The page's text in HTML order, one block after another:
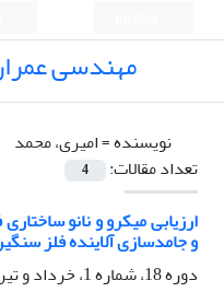
مهندسی
نویسنده =امیری، محمد
تعداد مقالات:
4
ارزیابی میکرو و نانو
و جامدسازی آلاینده‌ فلز
دوره 18، شماره 1، خرداد و تیر 1397، صفحه